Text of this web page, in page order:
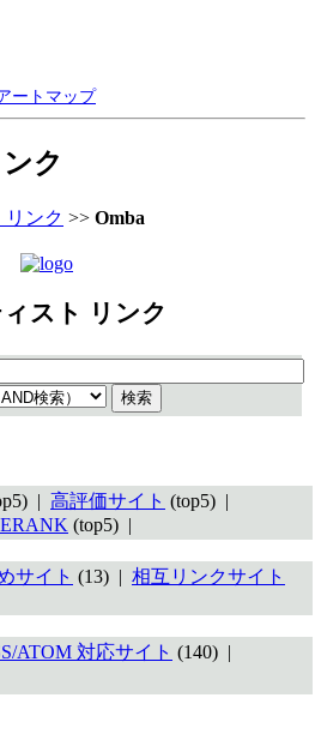
ートマップ
ク
リンク >> Omba
スト リンク
| 高評価サイト (top5) |
(top5) |
サイト (13) | 相互リンクサイト
ATOM 対応サイト (140) |